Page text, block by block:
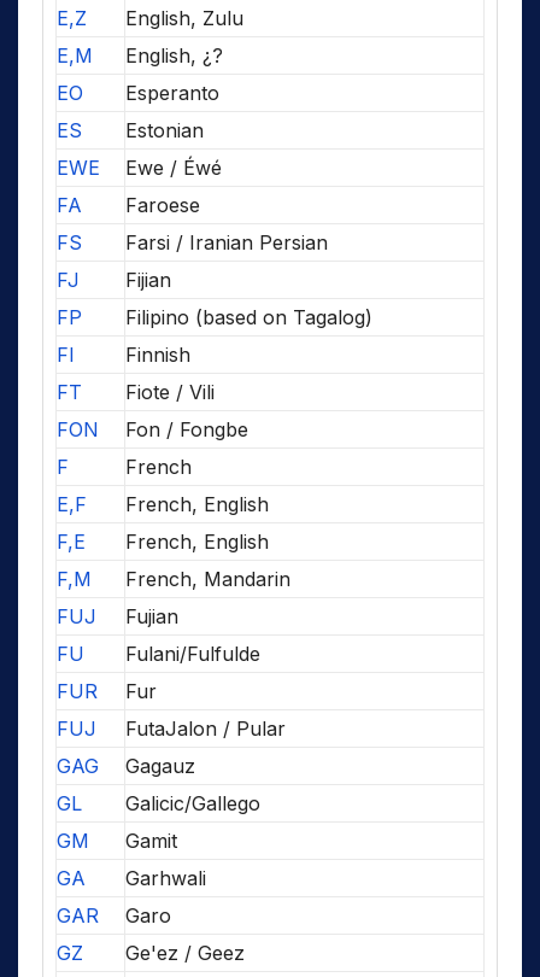
E,Z
English, Zulu
E,M
English, ¿?
EO
Esperanto
ES
Estonian
EWE
Ewe / Éwé
FA
Faroese
FS
Farsi / Iranian Persian
FJ
Fijian
FP
Filipino (based on Tagalog)
FI
Finnish
FT
Fiote / Vili
FON
Fon / Fongbe
F
French
E,F
French, English
F,E
French, English
F,M
French, Mandarin
FUJ
Fujian
FU
Fulani/Fulfulde
FUR
Fur
FUJ
FutaJalon / Pular
GAG
Gagauz
GL
Galicic/Gallego
GM
Gamit
GA
Garhwali
GAR
Garo
GZ
Ge'ez / Geez